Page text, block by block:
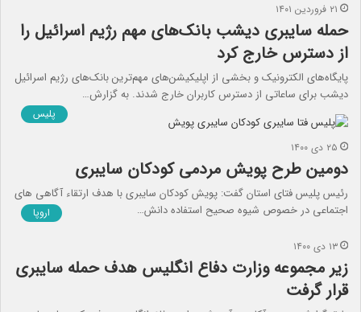
۲۱ فروردین ۱۴۰۱
حمله سایبری دیشب بانک‌های مهم رژیم اسرائیل را
از دسترس خارج کرد
پایگاه‌های الکترونیک و بخشی از اپلیکیشن‌های مهم‌‌ترین بانک‌های رژیم اسرائیل
دیشب برای ساعاتی از دسترس کاربران خارج شدند. به گزارش…
پلیس
۲۵ دی ۱۴۰۰
دومین طرح پویش مردمی کودکان سایبری
رئیس پلیس فتای استان گفت: پویش کودکان سایبری با هدف ارتقاء آگاهی های
اجتماعی در خصوص شیوه صحیح استفاده دانش…
اروپا
۱۳ دی ۱۴۰۰
زیر مجموعه وزارت دفاع انگلیس هدف حمله سایبری
قرار گرفت